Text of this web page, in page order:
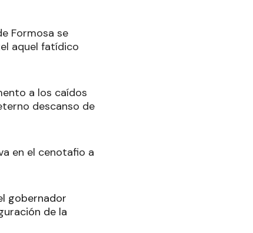
Formosa se
aquel fatídico
a los caídos
descanso de
en el cenotafio a
gobernador
de la